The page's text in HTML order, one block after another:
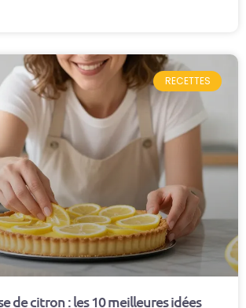
RECETTES
de citron : les 10 meilleures idées